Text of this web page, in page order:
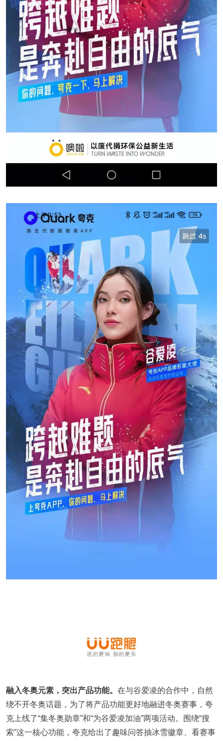
融入冬奥元素，突出产品功能。 在与谷爱凌的合作中，自然
绕不开冬奥话题，为了将产品功能更好地融进冬奥赛事，夸
克上线了“集冬奥勋章”和“为谷爱凌加油”两项活动。围绕“搜
索”这一核心功能，夸克给出了趣味问答抽冰雪徽章、看赛事